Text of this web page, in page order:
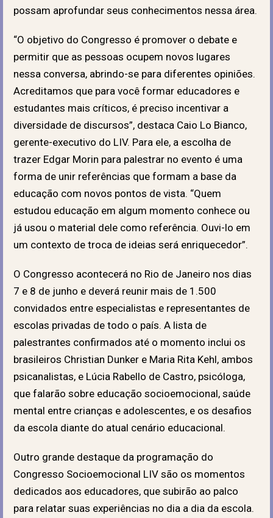
possam aprofundar seus conhecimentos nessa área.
“O objetivo do Congresso é promover o debate e
permitir que as pessoas ocupem novos lugares
nessa conversa, abrindo-se para diferentes opiniões.
Acreditamos que para você formar educadores e
estudantes mais críticos, é preciso incentivar a
diversidade de discursos”, destaca Caio Lo Bianco,
gerente-executivo do LIV. Para ele, a escolha de
trazer Edgar Morin para palestrar no evento é uma
forma de unir referências que formam a base da
educação com novos pontos de vista. “Quem
estudou educação em algum momento conhece ou
já usou o material dele como referência. Ouvi-lo em
um contexto de troca de ideias será enriquecedor”.
O Congresso acontecerá no Rio de Janeiro nos dias
7 e 8 de junho e deverá reunir mais de 1.500
convidados entre especialistas e representantes de
escolas privadas de todo o país. A lista de
palestrantes confirmados até o momento inclui os
brasileiros Christian Dunker e Maria Rita Kehl, ambos
psicanalistas, e Lúcia Rabello de Castro, psicóloga,
que falarão sobre educação socioemocional, saúde
mental entre crianças e adolescentes, e os desafios
da escola diante do atual cenário educacional.
Outro grande destaque da programação do
Congresso Socioemocional LIV são os momentos
dedicados aos educadores, que subirão ao palco
para relatar suas experiências no dia a dia da escola.